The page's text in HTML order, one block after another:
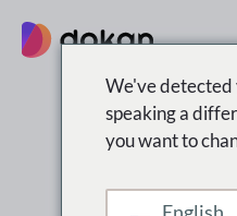
Inhalt
springen
We've detected
speaking a
you want to